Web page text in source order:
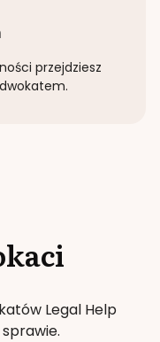
przejdziesz
Legal Help